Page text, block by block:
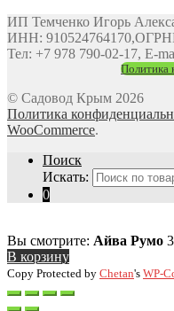
ИП Темченко Игорь
ИНН:
Тел: +7 978 790-02-17, E-
Политика
© Садовод Крым 2026
Политика
WooCommerce.
Поиск
Искать:
0
Вы смотрите: Айва Румо
В корзину
Copy Protected by Chetan's WP-